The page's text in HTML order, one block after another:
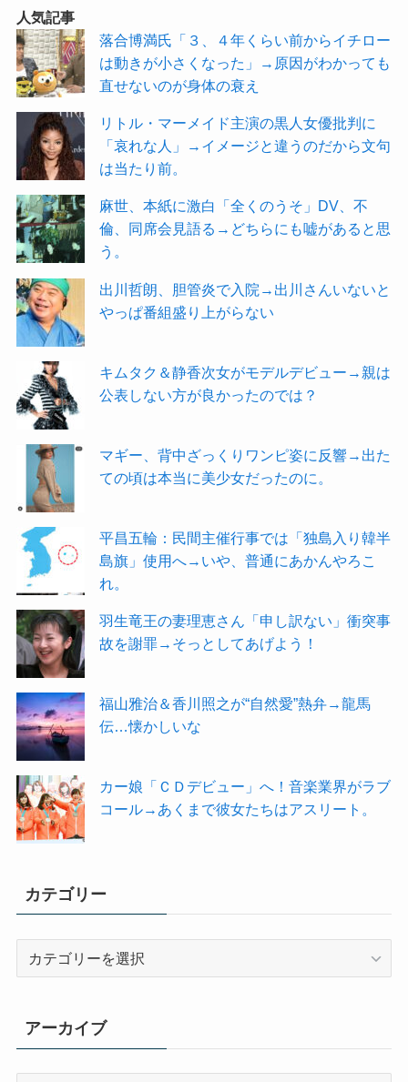
人気記事
落合博満氏「３、４年くらい前からイチロー
は動きが小さくなった」→原因がわかっても
直せないのが身体の衰え
リトル・マーメイド主演の黒人女優批判に
「哀れな人」→イメージと違うのだから文句
は当たり前。
麻世、本紙に激白「全くのうそ」DV、不
倫、同席会見語る→どちらにも嘘があると思
う。
出川哲朗、胆管炎で入院→出川さんいないと
やっぱ番組盛り上がらない
キムタク＆静香次女がモデルデビュー→親は
公表しない方が良かったのでは？
マギー、背中ざっくりワンピ姿に反響→出た
ての頃は本当に美少女だったのに。
平昌五輪：民間主催行事では「独島入り韓半
島旗」使用へ→いや、普通にあかんやろこ
れ。
羽生竜王の妻理恵さん「申し訳ない」衝突事
故を謝罪→そっとしてあげよう！
福山雅治＆香川照之が“自然愛”熱弁→龍馬
伝…懐かしいな
カー娘「ＣＤデビュー」へ！音楽業界がラブ
コール→あくまで彼女たちはアスリート。
カテゴリー
ー
アーカイブ